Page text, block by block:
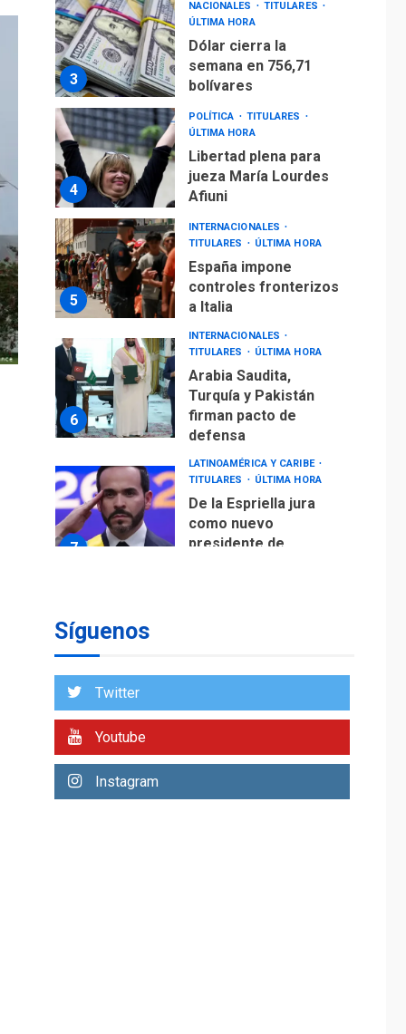
3
NACIONALES
TITULARES
ÚLTIMA HORA
Dólar cierra la
semana en 756,71
bolívares
4
POLÍTICA
TITULARES
ÚLTIMA HORA
Libertad plena para
jueza María Lourdes
Afiuni
5
INTERNACIONALES
TITULARES
ÚLTIMA HORA
España impone
controles fronterizos
a Italia
6
INTERNACIONALES
TITULARES
ÚLTIMA HORA
Arabia Saudita,
Turquía y Pakistán
firman pacto de
defensa
7
LATINOAMÉRICA Y CARIBE
TITULARES
ÚLTIMA HORA
De la Espriella jura
como nuevo
presidente de
1
para alcanzar 3
2
ECONOMÍA ÚLTIMA HORA
operativo y sin
nacionalización de
Síguenos
Twitter
Youtube
Instagram